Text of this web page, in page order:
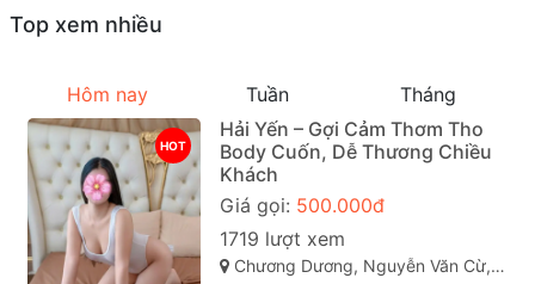
Top xem nhiều
Hôm nay Tuần Tháng
HOT
Hải Yến – Gợi Cảm Thơm Tho
Body Cuốn, Dễ Thương Chiều
Khách
Giá gọi: 500.000đ
1719 lượt xem
Chương Dương, Nguyễn Văn Cừ, Quy Nhơn, Bình Định